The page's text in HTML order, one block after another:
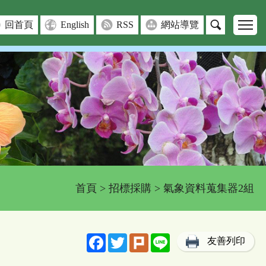
回首頁 English RSS 網站導覽
首頁 > 招標採購 > 氣象資料蒐集器2組
FacebookTwitterPlurk Line 友善列印